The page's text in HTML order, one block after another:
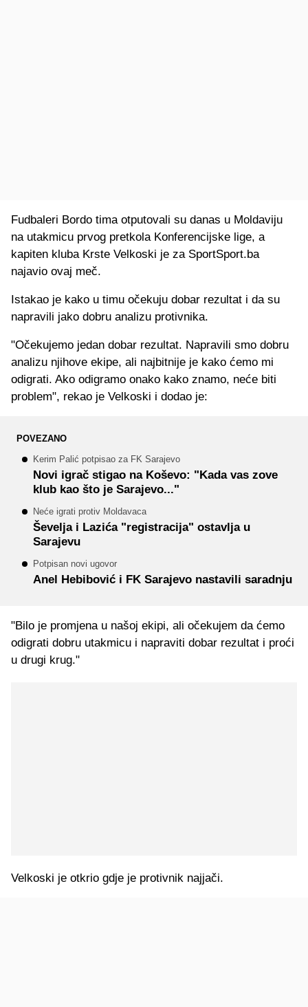
Fudbaleri Bordo tima otputovali su danas u Moldaviju
na utakmicu prvog pretkola Konferencijske lige, a
kapiten kluba Krste Velkoski je za SportSport.ba
najavio ovaj meč.
Istakao je kako u timu očekuju dobar rezultat i da su
napravili jako dobru analizu protivnika.
"Očekujemo jedan dobar rezultat. Napravili smo dobru
analizu njihove ekipe, ali najbitnije je kako ćemo mi
odigrati. Ako odigramo onako kako znamo, neće biti
problem", rekao je Velkoski i dodao je:
POVEZANO
Kerim Palić potpisao za FK Sarajevo
Novi igrač stigao na Koševo: "Kada vas zove
klub kao što je Sarajevo..."
Neće igrati protiv Moldavaca
Ševelja i Lazića "registracija" ostavlja u
Sarajevu
Potpisan novi ugovor
Anel Hebibović i FK Sarajevo nastavili saradnju
"Bilo je promjena u našoj ekipi, ali očekujem da ćemo
odigrati dobru utakmicu i napraviti dobar rezultat i proći
u drugi krug."
Velkoski je otkrio gdje je protivnik najjači.